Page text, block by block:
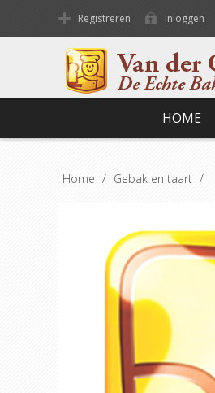
Registreren Inloggen
HOME
Home / Gebak en taart /